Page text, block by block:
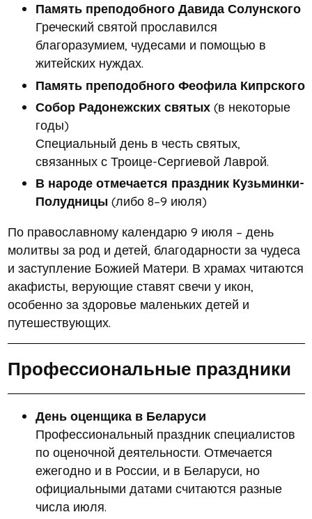
Память преподобного Давида Солунского
Греческий святой прославился
благоразумием, чудесами и помощью в
житейских нуждах.
Память преподобного Феофила Кипрского
Собор Радонежских святых(в некоторые
годы)
Специальный день в честь святых,
связанных с Троице-Сергиевой Лаврой.
В народе отмечается праздник Кузьминки-
Полудницы(либо 8–9 июля)
По православному календарю 9 июля – день
молитвы за род и детей, благодарности за чудеса
и заступление Божией Матери. В храмах читаются
акафисты, верующие ставят свечи у икон,
особенно за здоровье маленьких детей и
путешествующих.
Профессиональные праздники
День оценщика в Беларуси
Профессиональный праздник специалистов
по оценочной деятельности. Отмечается
ежегодно и в России, и в Беларуси, но
официальными датами считаются разные
числа июля.